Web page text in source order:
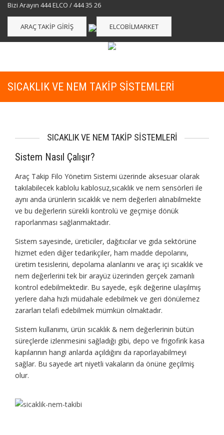
Bizi Arayın 444 ELCO / 444 35 26
ARAÇ TAKIP GIRIŞ ELCOBILMARKET
SICAKLIK VE NEM TAKIP SISTEMLERI
SICAKLIK VE NEM TAKİP SİSTEMLERİ
Sistem Nasıl Çalışır?
Araç Takip Filo Yönetim Sistemi üzerinde aksesuar olarak
takılabilecek kablolu kablosuz,sıcaklık ve nem sensörleri ile
aynı anda ürünlerin sıcaklık ve nem değerleri alınabilmekte
ve bu değerlerin sürekli kontrolü ve geçmişe dönük
raporlanması sağlanmaktadır.
Sistem sayesinde, üreticiler, dağıtıcılar ve gıda sektörüne
hizmet eden diğer tedarikçiler, ham madde depolarını,
üretim tesislerini, depolama alanlarını ve araç içi sıcaklık ve
nem değerlerini tek bir arayüz üzerinden gerçek zamanlı
kontrol edebilmektedir. Bu sayede, eşik değerine ulaşılmış
yerlere daha hızlı müdahale edebilmek ve geri dönülemez
zararları telafi edebilmek mümkün olmaktadır.
Sistem kullanımı, ürün sıcaklık & nem değerlerinin bütün
süreçlerde izlenmesini sağladığı gibi, depo ve frigofirik kasa
kapılarının hangi anlarda açıldığını da raporlayabilmeyi
sağlar. Bu sayede art niyetli vakaların da önüne geçilmiş
olur.